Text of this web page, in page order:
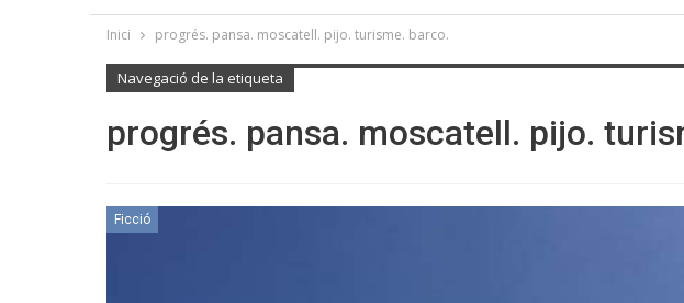
Inici progrés. pansa. moscatell. pijo. turisme. barco.
Navegació de la etiqueta
progrés. pansa. moscatell. pijo.
Ficció